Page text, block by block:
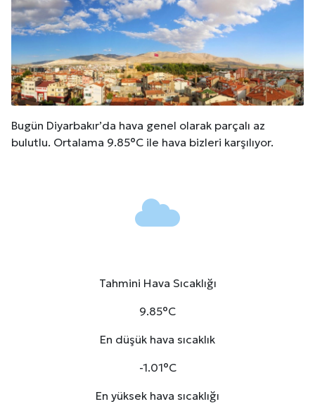
Bugün Diyarbakır’da hava genel olarak parçalı az
bulutlu. Ortalama 9.85°C ile hava bizleri karşılıyor.
Tahmini Hava Sıcaklığı
9.85°C
En düşük hava sıcaklık
-1.01°C
En yüksek hava sıcaklığı